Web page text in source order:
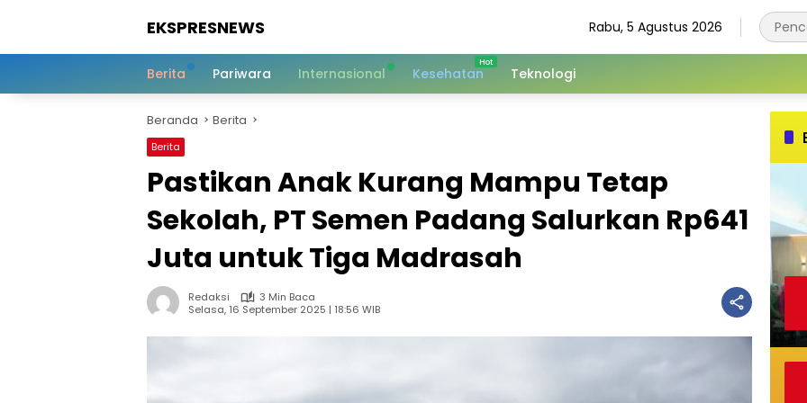
EKSPRESNEWS
Dalam
Rabu, 5 Agustus 2026
Berita Pariwara Internasional Kesehatan Teknologi
Beranda Berita
Berita
Pastikan Anak Kurang Mampu Tetap
Sekolah, PT Semen Padang Salurkan Rp641
Juta untuk Tiga Madrasah
Redaksi
3 Min Baca
Selasa, 16 September 2025 | 18:56 WIB